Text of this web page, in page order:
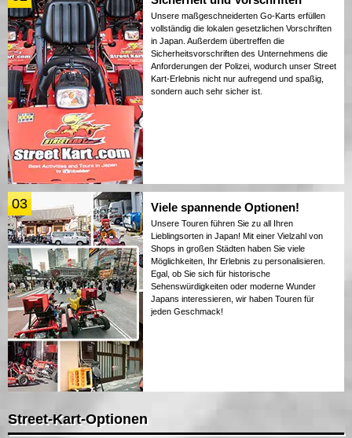
Unsere maßgeschneiderten Go-Karts erfüllen
vollständig die lokalen gesetzlichen Vorschriften
in Japan. Außerdem übertreffen die
Sicherheitsvorschriften des Unternehmens die
Anforderungen der Polizei, wodurch unser Street
Kart-Erlebnis nicht nur aufregend und spaßig,
sondern auch sehr sicher ist.
03 Viele spannende Optionen!
Unsere Touren führen Sie zu all Ihren
Lieblingsorten in Japan! Mit einer Vielzahl von
Shops in großen Städten haben Sie viele
Möglichkeiten, Ihr Erlebnis zu personalisieren.
Egal, ob Sie sich für historische
Sehenswürdigkeiten oder moderne Wunder
Japans interessieren, wir haben Touren für
jeden Geschmack!
Street-Kart-Optionen